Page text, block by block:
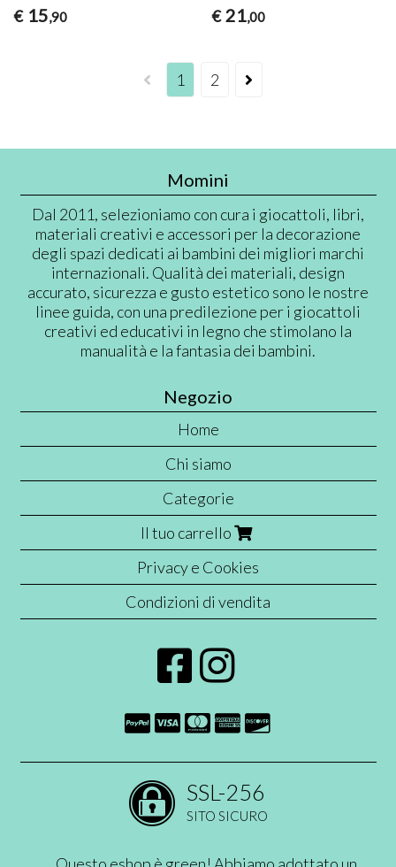
€ 15,90
€ 21,00
1 2
Momini
Dal 2011, selezioniamo con cura i giocattoli, libri,
materiali creativi e accessori per la decorazione
degli spazi dedicati ai bambini dei migliori marchi
internazionali. Qualità dei materiali, design
accurato, sicurezza e gusto estetico sono le nostre
linee guida, con una predilezione per i giocattoli
creativi ed educativi in legno che stimolano la
manualità e la fantasia dei bambini.
Negozio
Home
Chi siamo
Categorie
Il tuo carrello
Privacy e Cookies
Condizioni di vendita
SSL-256
SITO SICURO